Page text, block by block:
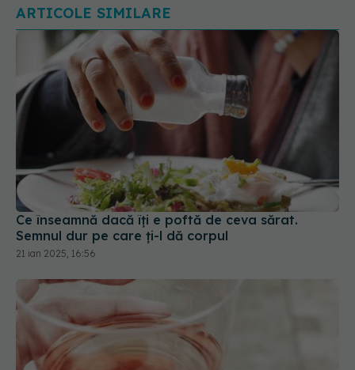
ARTICOLE SIMILARE
Ce înseamnă dacă îți e poftă de ceva sărat.
Semnul dur pe care ți-l dă corpul
21 ian 2025, 16:56